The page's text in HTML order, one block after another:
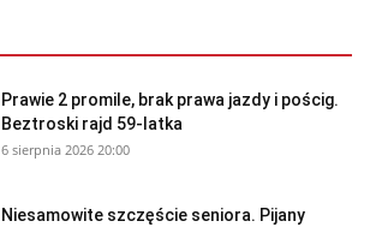
Prawie 2 promile, brak prawa jazdy i pościg.
Beztroski rajd 59-latka
6 sierpnia 2026 20:00
Niesamowite szczęście seniora. Pijany